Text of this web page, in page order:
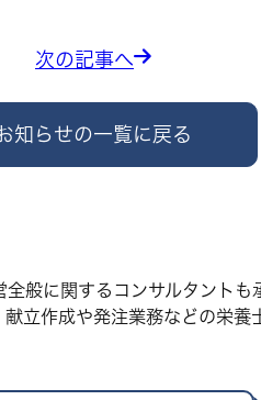
次の記事へ
知らせの一覧に戻る
般に関するコンサルタントも
立作成や発注業務などの栄養